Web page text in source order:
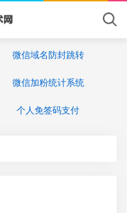
微信域名防封跳转
微信加粉统计系统
个人免签码支付